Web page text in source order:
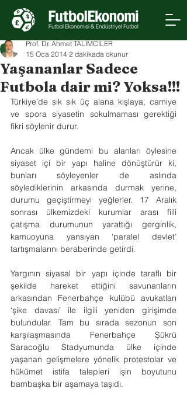
Yaşananlar Sadece
Futbola dair mi? Yoksa!!!
Prof. Dr. Ahmet TALİMCİLER
15 Oca 2014 2 dakikada okunur
Türkiye’de sık sık üç alana kışlaya, camiye
ve spora siyasetin sokulmaması gerektiği
fikri söylenir durur.
Ancak ülke gündemi bu alanları öylesine
siyaset içi bir yapı haline dönüştürür ki,
bunları söyleyenler de aslında
söylediklerinin arkasında durmak yerine,
durumu geçiştirmeyi yeğlerler. 17 Aralık
sonrası ülkemizdeki kurumlar arası fiili
çatışma durumunun yarattığı gerginlik,
kamuoyuna yansıyan ‘paralel devlet’
tartışmalarını beraberinde getirdi.
Yargının siyasal bir yapı içinde taraflı bir
şekilde hareket ettiğini savunanların
arkasından Fenerbahçe kulübü avukatları
‘şike davası’ ile ilgili yeniden girişimde
bulundular. Tam bu sırada sezonun son
karşılaşmasında Fenerbahçe Şükrü
Saracoğlu Stadyumunda ülke içinde
yaşanan gelişmelere yönelik protestolar ve
hükümet istifa talepleri işin boyutunu
bambaşka bir aşamaya taşıdı.